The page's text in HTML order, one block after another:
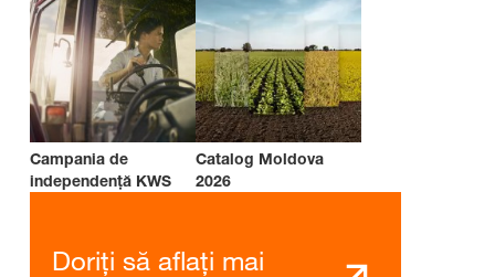
Campania de
independenţă KWS
Catalog Moldova
2026
Doriți să aflați mai